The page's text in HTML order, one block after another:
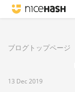
ブログトップページ
13 Dec 2019